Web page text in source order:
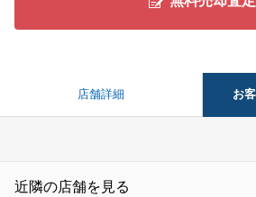
店舗詳細 お
近隣の店舗を見る